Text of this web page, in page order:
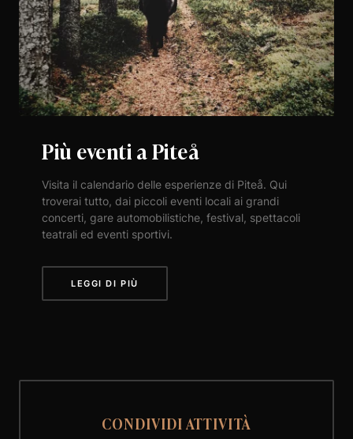
Più eventi a Piteå
Visita il calendario delle esperienze di Piteå. Qui
troverai tutto, dai piccoli eventi locali ai grandi
concerti, gare automobilistiche, festival, spettacoli
teatrali ed eventi sportivi.
LEGGI DI PIÙ
CONDIVIDI ATTIVITÀ